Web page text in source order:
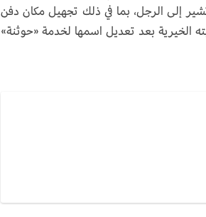
إلى الرجل، بما في ذلك تجهيل مكان دفن
الخيرية بعد تعديل اسمها لخدمة «حوثنة»